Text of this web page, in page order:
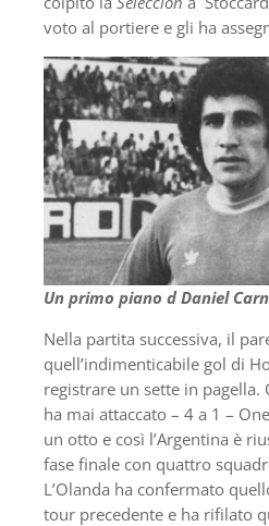
voto al portiere e gli ha
Un primo piano d Daniel
Nella partita successiva, il
quell’indimenticabile gol di
registrare un sette in pagella.
ha mai attaccato – 4 a 1 –
un otto e così l’Argentina è
fase finale con quattro
L’Olanda ha confermato
tour precedente e ha rifilato